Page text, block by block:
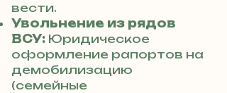
вести.
Увольнение из рядов
ВСУ: Юридическое
оформление рапортов на
демобилизацию
(семейные